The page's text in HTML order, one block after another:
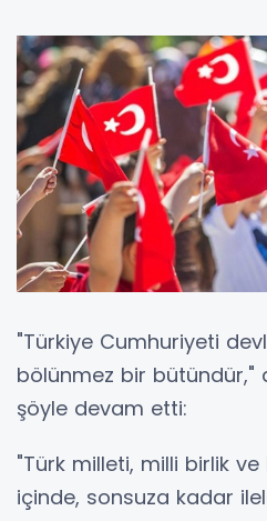
"Türkiye Cumhuriyeti
bölünmez bir bütündür,"
şöyle devam etti:
"Türk milleti, milli birlik
içinde, sonsuza kadar